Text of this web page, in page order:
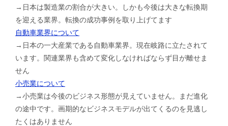
→日本は製造業の割合が大きい。しかも今後は大きな転換期
を迎える業界。転換の成功事例を取り上げてます
自動車業界について
→日本の一大産業である自動車業界。現在岐路に立たされて
います。関連業界も含めて変化しなければならず目が離せま
せん
小売業について
→小売業は今後のビジネス形態が見えていません。まだ進化
の途中です。画期的なビジネスモデルが出てくるのを見逃し
たくはありません